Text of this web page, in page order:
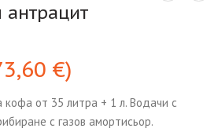
антрацит
€)
от 35 литра + 1 л. Водачи с
с газов амортисьор.